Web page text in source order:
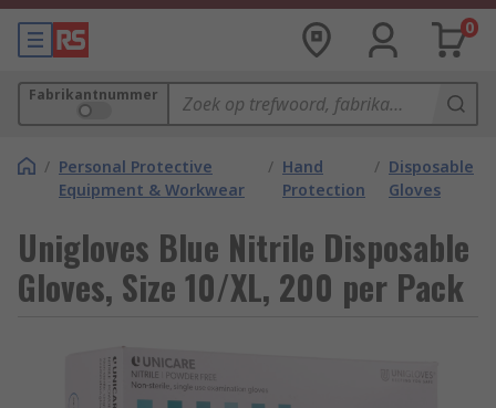
0
Fabrikantnummer
/ Personal Protective
Equipment & Workwear
/ Hand
Protection
/ Disposable
Gloves
Unigloves Blue Nitrile Disposable
Gloves, Size 10/XL, 200 per Pack